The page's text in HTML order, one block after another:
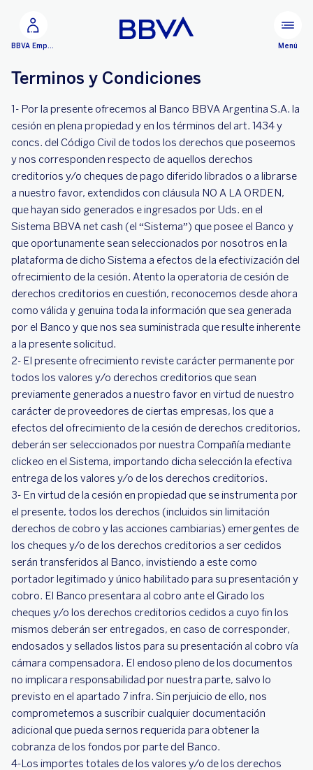
BBVA Empresas Menú
Terminos y Condiciones
1- Por la presente ofrecemos al Banco BBVA Argentina S.A. la
cesión en plena propiedad y en los términos del art. 1434 y
concs. del Código Civil de todos los derechos que poseemos
y nos corresponden respecto de aquellos derechos
creditorios y/o cheques de pago diferido librados o a librarse
a nuestro favor, extendidos con cláusula NO A LA ORDEN,
que hayan sido generados e ingresados por Uds. en el
Sistema BBVA net cash (el “Sistema”) que posee el Banco y
que oportunamente sean seleccionados por nosotros en la
plataforma de dicho Sistema a efectos de la efectivización del
ofrecimiento de la cesión. Atento la operatoria de cesión de
derechos creditorios en cuestión, reconocemos desde ahora
como válida y genuina toda la información que sea generada
por el Banco y que nos sea suministrada que resulte inherente
a la presente solicitud.
2- El presente ofrecimiento reviste carácter permanente por
todos los valores y/o derechos creditorios que sean
previamente generados a nuestro favor en virtud de nuestro
carácter de proveedores de ciertas empresas, los que a
efectos del ofrecimiento de la cesión de derechos creditorios,
deberán ser seleccionados por nuestra Compañía mediante
clickeo en el Sistema, importando dicha selección la efectiva
entrega de los valores y/o de los derechos creditorios.
3- En virtud de la cesión en propiedad que se instrumenta por
el presente, todos los derechos (incluidos sin limitación
derechos de cobro y las acciones cambiarias) emergentes de
los cheques y/o de los derechos creditorios a ser cedidos
serán transferidos al Banco, invistiendo a este como
portador legitimado y único habilitado para su presentación y
cobro. El Banco presentara al cobro ante el Girado los
cheques y/o los derechos creditorios cedidos a cuyo fin los
mismos deberán ser entregados, en caso de corresponder,
endosados y sellados listos para su presentación al cobro vía
cámara compensadora. El endoso pleno de los documentos
no implicara responsabilidad por nuestra parte, salvo lo
previsto en el apartado 7 infra. Sin perjuicio de ello, nos
comprometemos a suscribir cualquier documentación
adicional que pueda sernos requerida para obtener la
cobranza de los fondos por parte del Banco.
4-Los importes totales de los valores y/o de los derechos